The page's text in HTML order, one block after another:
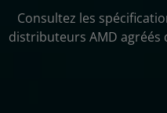
Consultez les
distributeurs AMD